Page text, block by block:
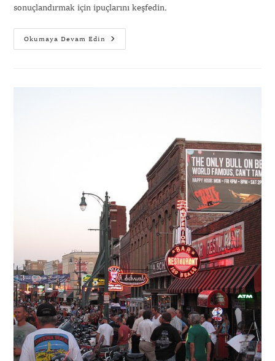
sonuçlandırmak için ipuçlarını keşfedin.
Okumaya Devam Edin